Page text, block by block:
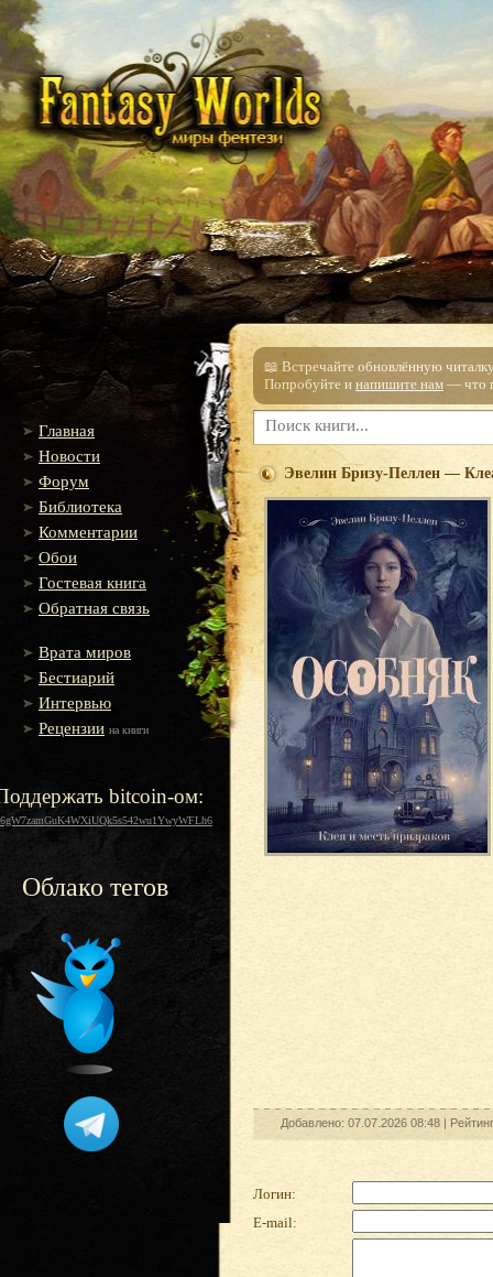
Главная
Новости
Форум
Библиотека
Комментарии
Обои
Гостевая книга
Обратная связь
Врата миров
Бестиарий
Интервью
Рецензии на книги
bitcoin-ом:
Облако тегов
📖 Встречайте обновлённую
Попробуйте и напишите нам — что
Эвелин Бризу-Пеллен —
Добавлено: 07.07.2026 08:48 |
Логин:
E-mail: